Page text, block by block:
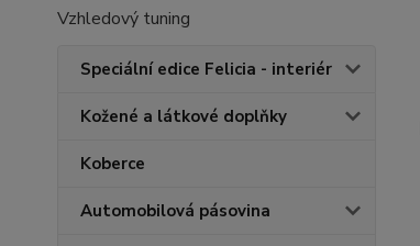
Vzhledový tuning
Speciální edice Felicia - interiér
Kožené a látkové doplňky
Koberce
Automobilová pásovina